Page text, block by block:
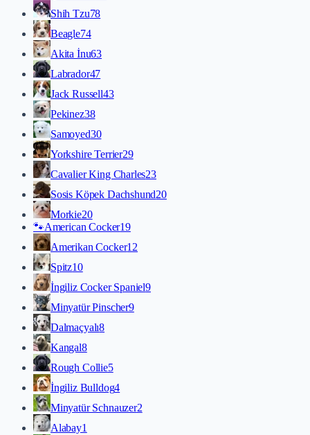
Shih Tzu78
Beagle74
Akita İnu63
Labrador47
Jack Russell43
Pekinez38
Samoyed30
Yorkshire Terrier29
Cavalier King Charles23
Sosis Köpek Dachshund20
Morkie20
🐾American Cocker19
Amerikan Cocker12
Spitz10
İngiliz Cocker Spaniel9
Minyatür Pinscher9
Dalmaçyalı8
Kangal8
Rough Collie5
İngiliz Bulldog4
Minyatür Schnauzer2
Alabay1